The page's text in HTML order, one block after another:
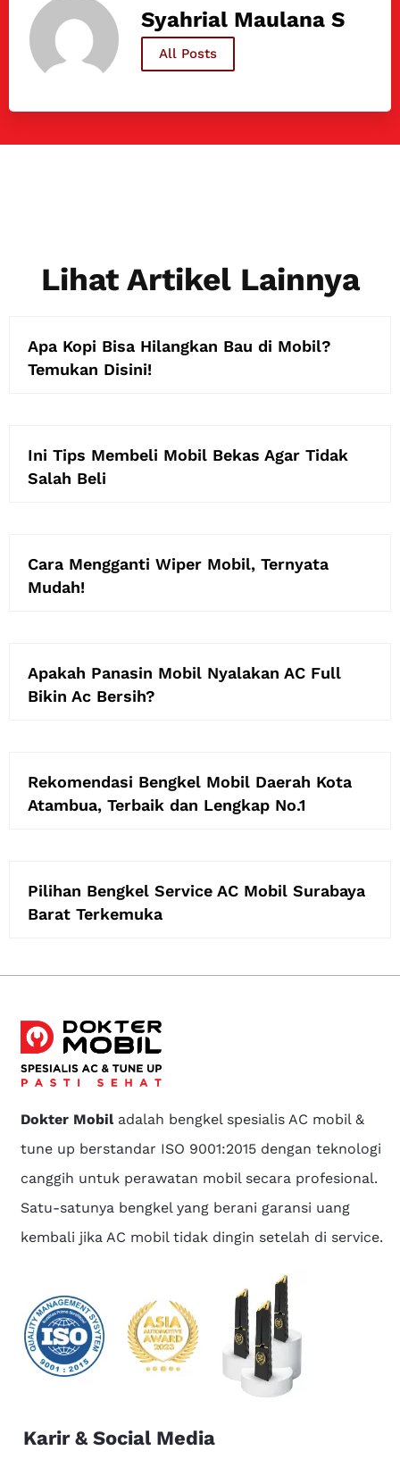
Syahrial Maulana S
All Posts
Lihat Artikel Lainnya
Apa Kopi Bisa Hilangkan Bau di Mobil?
Temukan Disini!
Ini Tips Membeli Mobil Bekas Agar Tidak
Salah Beli
Cara Mengganti Wiper Mobil, Ternyata
Mudah!
Apakah Panasin Mobil Nyalakan AC Full
Bikin Ac Bersih?
Rekomendasi Bengkel Mobil Daerah Kota
Atambua, Terbaik dan Lengkap No.1
Pilihan Bengkel Service AC Mobil Surabaya
Barat Terkemuka
Dokter Mobiladalah bengkel spesialis AC mobil &
tune up berstandar ISO 9001:2015 dengan teknologi
canggih untuk perawatan mobil secara profesional.
Satu-satunya bengkel yang berani garansi uang
kembali jika AC mobil tidak dingin setelah di service.
Karir & Social Media